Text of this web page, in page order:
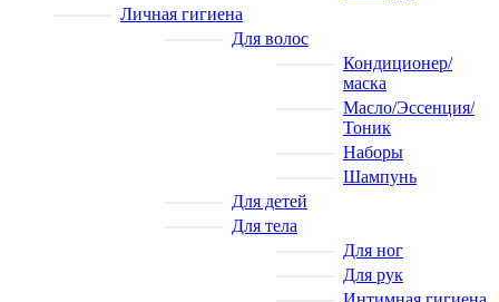
Личная гигиена
Для волос
Кондиционер/
маска
Масло/Эссенция/
Тоник
Наборы
Шампунь
Для детей
Для тела
Для ног
Для рук